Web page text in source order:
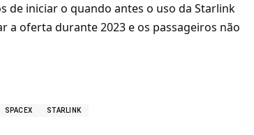
de iniciar o quando antes o uso da Starlink
a oferta durante 2023 e os passageiros não
SPACEX STARLINK